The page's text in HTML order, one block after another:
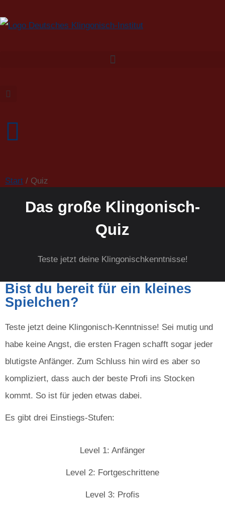
Start / Quiz
Das große Klingonisch-
Quiz
Teste jetzt deine Klingonischkenntnisse!
Bist du bereit für ein kleines
Spielchen?
Teste jetzt deine Klingonisch-Kenntnisse! Sei mutig und
habe keine Angst, die ersten Fragen schafft sogar jeder
blutigste Anfänger. Zum Schluss hin wird es aber so
kompliziert, dass auch der beste Profi ins Stocken
kommt. So ist für jeden etwas dabei.
Es gibt drei Einstiegs-Stufen:
Level 1: Anfänger
Level 2: Fortgeschrittene
Level 3: Profis